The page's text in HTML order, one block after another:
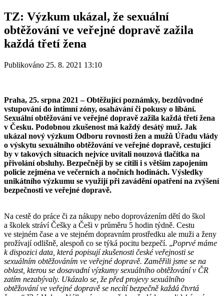
TZ: Výzkum ukázal, že sexuální
obtěžování ve veřejné dopravě zažila
každá třetí žena
Publikováno 25. 8. 2021 13:10
Praha, 25. srpna 2021 – Obtěžující poznámky, bezdůvodné
vstupování do intimní zóny, osahávání či pokusy o líbání.
Sexuální obtěžování ve veřejné dopravě zažila každá třetí žena
v Česku. Podobnou zkušenost má každý desátý muž. Jak
ukázal nový výzkum Odboru rovnosti žen a mužů Úřadu vlády
o výskytu sexuálního obtěžování ve veřejné dopravě, cestující
by v takových situacích nejvíce uvítali nouzová tlačítka na
přivolání obsluhy. Bezpečněji by se cítili i s větším zapojením
policie zejména ve večerních a nočních hodinách. Výsledky
unikátního výzkumu se využijí při zavádění opatření na zvýšení
bezpečnosti ve veřejné dopravě.
Na cestě do práce či za nákupy nebo doprovázením dětí do škol
a školek stráví Češky a Češi v průměru 5 hodin týdně. Cestu
ve stejném čase a ve stejném dopravním prostředku ale muži a ženy
prožívají odlišně, alespoň co se týká pocitu bezpečí. „Poprvé máme
k dispozici data, která popisují zkušenosti české veřejnosti se
sexuálním obtěžováním ve veřejné dopravě. Zaměřili jsme se na
oblast, kterou se dosavadní výzkumy sexuálního obtěžování v ČR
zatím nezabývaly. Ukázalo se, že před projevy sexuálního
obtěžování ve veřejné dopravě se necítí bezpečně každá čtvrtá